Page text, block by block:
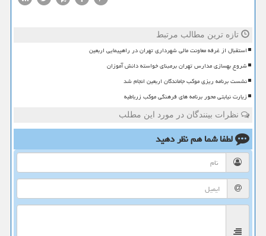
تازه ترین مطالب مرتبط
استقبال از غرفه معاونت مالی شهرداری تهران در راهپیمایی اربعین
شروع بهسازی مدارس تهران برمبنای خواسته دانش آموزان
نشست برنامه ریزی موکب جاماندگان اربعین انجام شد
زیارت نیابتی محور برنامه های فرهنگی موکب زرباطیه
نظرات بینندگان در مورد این مطلب
لطفا شما همنظر دهید